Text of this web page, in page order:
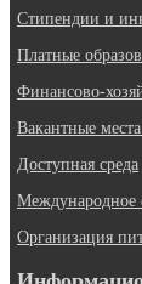
Стипендии и
Платные
Финансово-
Вакантные
Доступная среда
Международное
Организация